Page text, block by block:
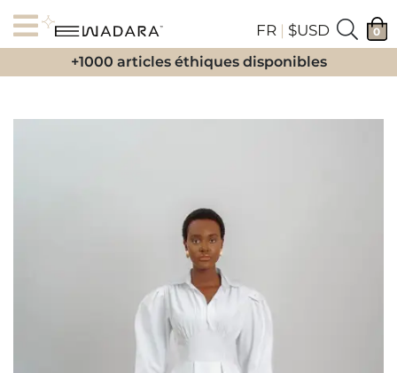
FR | $USD 0
+1000 articles éthiques disponibles